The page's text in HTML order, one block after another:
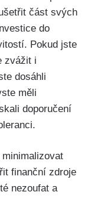
část svých
do
Pokud jste
zvážit i
dosáhli
měli
doporučení
finanční zdroje
nezoufat a